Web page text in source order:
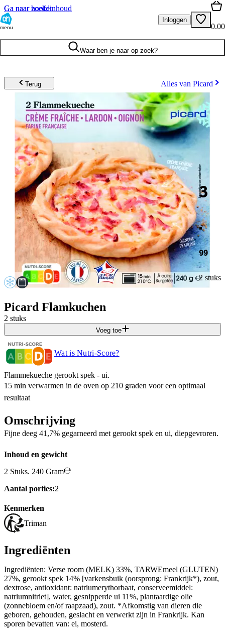
Ga naar hoofdinhoud
Ga naar zoeken
menu
Inloggen
0.00
Waar ben je naar op zoek?
Terug Alles van Picard
3
.
99
2 stuks
Picard Flamkuchen
2 stuks
Voeg toe
Wat is Nutri-Score?
Flammekueche gerookt spek - ui.
15 min verwarmen in de oven op 210 graden voor een optimaal
resultaat
Omschrijving
Fijne deeg 41,7% gegarneerd met gerookt spek en ui, diepgevroren.
Inhoud en gewicht
2 Stuks. 240 Gram
Aantal porties:2
Kenmerken
Triman
Ingrediënten
Ingrediënten: Verse room (MELK) 33%, TARWEmeel (GLUTEN)
27%, gerookt spek 14% [varkensbuik (oorsprong: Frankrijk*), zout,
dextrose, antioxidant: natriumerythorbaat, conserveemiddel:
natriumnitriet], water, gesnipperde ui 11%, plantaardige olie
(zonnebloem en/of raapzaad), zout. *Afkomstig van dieren die
geboren, gehouden, geslacht en verwerkt zijn in Frankrijk. Kan
sporen bevatten van: ei, mosterd.